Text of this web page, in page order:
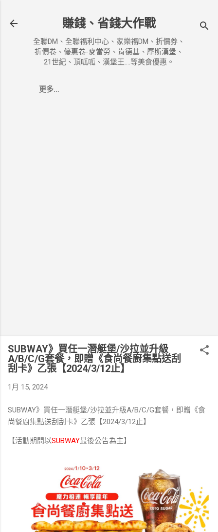
賺錢、省錢大作戰
全聯DM、全聯福利中心、家樂福DM、折價券、
折價卷、優惠卷-麥當勞、肯德基、摩斯漢堡、
21世紀、頂呱呱、漢堡王....等美食優惠。
更多…
SUBWAY》買任一潛艇堡/沙拉並升級
A/B/C/G套餐，即贈《食尚餐廚集點送刮
刮卡》乙張【2024/3/12止】
1月 15, 2024
SUBWAY》買任一潛艇堡/沙拉並升級A/B/C/G套餐，即贈《食
尚餐廚集點送刮刮卡》乙張【2024/3/12止】
【活動期間以SUBWAY最後公告為主】